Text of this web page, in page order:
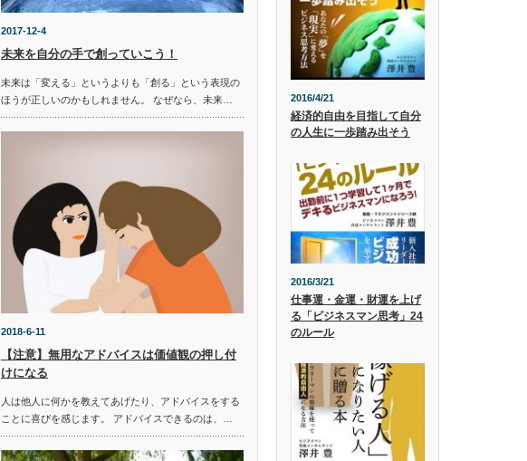
2017-12-4
未来を自分の手で創っていこう！
未来は「変える」というよりも「創る」という表現の
ほうが正しいのかもしれません。 なぜなら、未来…
2018-6-11
【注意】無用なアドバイスは価値観の押し付
けになる
人は他人に何かを教えてあげたり、アドバイスをする
ことに喜びを感じます。 アドバイスできるのは、…
2016/4/21
経済的自由を目指して自分
の人生に一歩踏み出そう
2016/3/21
仕事運・金運・財運を上げ
る「ビジネスマン思考」24
のルール